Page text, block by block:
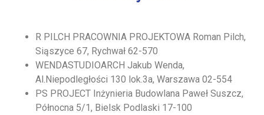
R PILCH PRACOWNIA PROJEKTOWA Roman Pilch,
Siąszyce 67, Rychwał 62-570
WENDASTUDIOARCH Jakub Wenda,
Al.Niepodległości 130 lok.3a, Warszawa 02-554
PS PROJECT Inżynieria Budowlana Paweł Suszcz,
Północna 5/1, Bielsk Podlaski 17-100